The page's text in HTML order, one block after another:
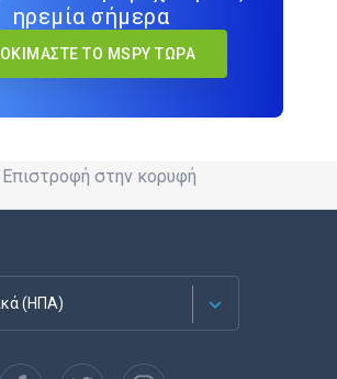
ηρεμία σήμερα
ΤΟ MSPY ΤΏΡΑ
Επιστροφή στην κορυφή
(ΗΠΑ)